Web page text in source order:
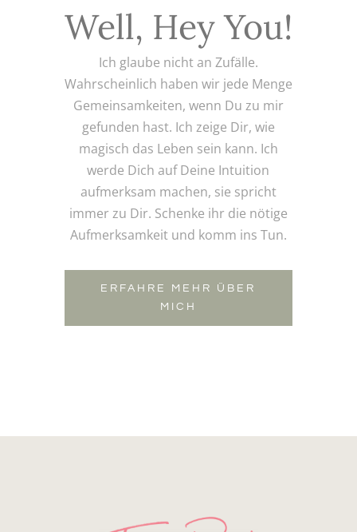
Well, Hey You!
Ich glaube nicht an Zufälle.
Wahrscheinlich haben wir jede Menge
Gemeinsamkeiten, wenn Du zu mir
gefunden hast. Ich zeige Dir, wie
magisch das Leben sein kann. Ich
werde Dich auf Deine Intuition
aufmerksam machen, sie spricht
immer zu Dir. Schenke ihr die nötige
Aufmerksamkeit und komm ins Tun.
ERFAHRE MEHR ÜBER
MICH